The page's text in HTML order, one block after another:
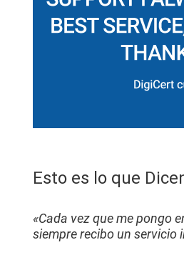
Esto es lo que
«Cada vez que me pongo
siempre recibo un servicio